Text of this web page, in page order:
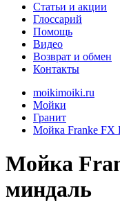
Статьи и акции
Глоссарий
Помощь
Видео
Возврат и обмен
Контакты
moikimoiki.ru
Мойки
Гранит
Мойка Franke FX
Мойка
миндаль